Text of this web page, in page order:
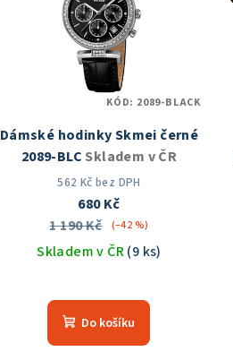
Dámské hodinky Skmei černé
2089-BLC Skladem v ČR
562 Kč bez DPH
680 Kč
1 190 Kč
(–42 %)
Skladem v ČR(9 ks)
hodnocení
produktu
je
Do košíku
KÓD: 2089-BLACK